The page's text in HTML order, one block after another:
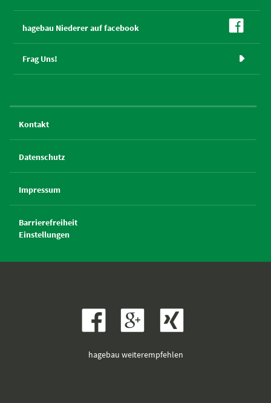
hagebau Niederer auf facebook 
Frag Uns! 
Kontakt
Datenschutz
Impressum
Barrierefreiheit
Einstellungen
hagebau weiterempfehlen